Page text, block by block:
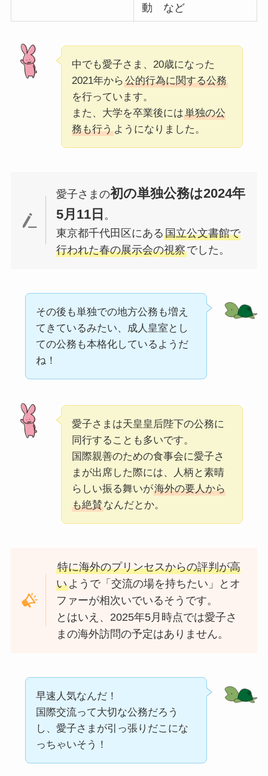
動 など
中でも愛子さま、20歳になった
2021年から 公的行為に関する公務
を行っています。
また、大学を卒業後には単独の公
務も行うようになりました。
愛子さまの初の単独公務は2024年
5月11日 。
東京都千代田区にある国立公文書館で
行われた春の展示会の視察でした。
その後も単独での地方公務も増え
てきているみたい、成人皇室とし
ての公務も本格化しているようだ
ね！
愛子さまは天皇皇后陛下の公務に
同行することも多いです。
国際親善のための食事会に愛子さ
まが出席した際には、人柄と素晴
らしい振る舞いが海外の要人から
も絶賛なんだとか。
特に海外のプリンセスからの評判が高
いようで「交流の場を持ちたい」とオ
ファーが相次いでいるそうです。
とはいえ、2025年5月時点では愛子さ
まの海外訪問の予定はありません。
早速人気なんだ！
国際交流って大切な公務だろう
し、愛子さまが引っ張りだこにな
っちゃいそう！